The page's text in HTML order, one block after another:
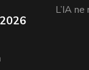
L’IA